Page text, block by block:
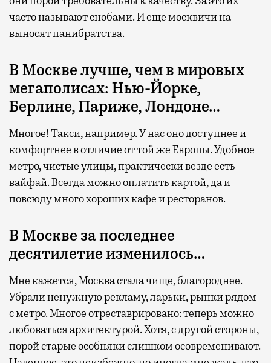
часто называют снобами. И еще москвичи на
выносят панибратства.
В Москве лучше, чем в мировых
мегаполисах: Нью-Йорке,
Берлине, Париже, Лондоне…
Многое! Такси, например. У нас оно доступнее и
комфортнее в отличие от той же Европы. Удобное
метро, чистые улицы, практически везде есть
вайфай. Всегда можно оплатить картой, да и
повсюду много хороших кафе и ресторанов.
В Москве за последнее
десятилетие изменилось…
Мне кажется, Москва стала чище, благороднее.
Убрали ненужную рекламу, ларьки, рынки рядом
с метро. Многое отреставрировано: теперь можно
любоваться архитектурой. Хотя, с другой стороны,
порой старые особняки слишком осовременивают.